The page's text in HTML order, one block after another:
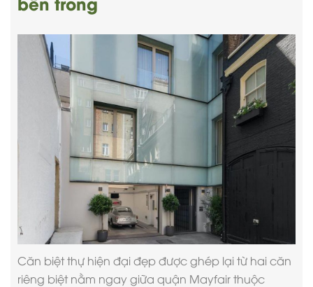
Căn biệt thự hiện đại đẹpđược ghép lại từ hai căn
riêng biệt nằm ngay giữa quận Mayfair thuộc